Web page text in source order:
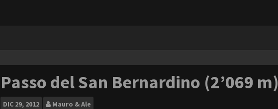
Passo del San Bernardino (2’069 m)
DIC 29, 2012 Mauro & Ale